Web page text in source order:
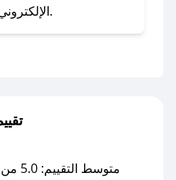
مع صحصح، تسوق بذكاء
كوبونات خصم حصرية من سيرة الطيب!
الإلكتروني أو من خلال خدمة العملاء.
متوسط التقييم: 5.0 من 5 نجوم بواسطة 0 مستخدمين